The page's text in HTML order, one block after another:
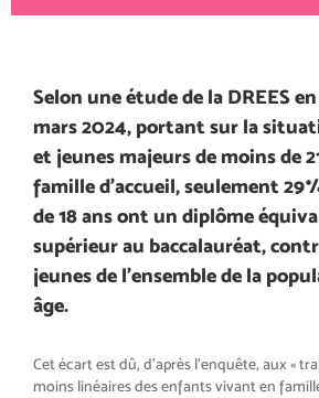
Selon une étude de la DREES
mars 2024, portant sur la
et jeunes majeurs de moins de
famille d’accueil, seulement
de 18 ans ont un diplôme
supérieur au baccalauréat,
jeunes de l’ensemble de la
âge.
Cet écart est dû, d’après l’enquête, aux «
moins linéaires des enfants vivant en